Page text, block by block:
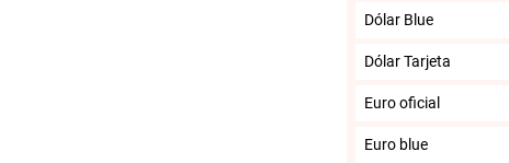
Dólar Blue
Dólar Tarjeta
Euro oficial
Euro blue